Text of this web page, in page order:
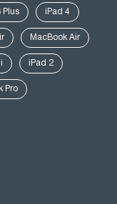
Plus iPad 4
MacBook Air
iPad 2
Pro